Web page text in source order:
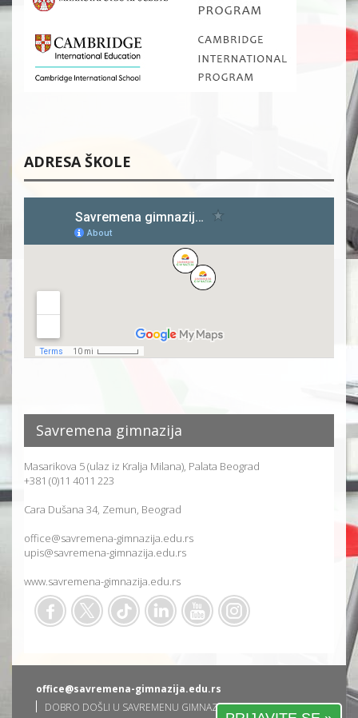
ADRESA ŠKOLE
Savremena gimnazija
Masarikova 5 (ulaz iz Kralja Milana), Palata Beograd
+381 (0)11 4011 223
Cara Dušana 34, Zemun, Beograd
office@savremena-gimnazija.edu.rs
upis@savremena-gimnazija.edu.rs
www.savremena-gimnazija.edu.rs
office@savremena-gimnazija.edu.rs
DOBRO DOŠLI U SAVREMENU GIMNAZIJU